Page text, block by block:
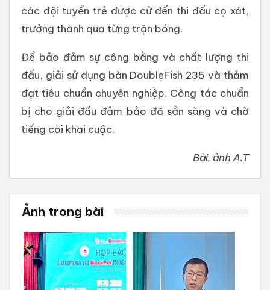
các đội tuyển trẻ được cử đến thi đấu cọ xát,
trưởng thành qua từng trận bóng.
Để bảo đảm sự công bằng và chất lượng thi
đấu, giải sử dụng bàn DoubleFish 235 và thảm
đạt tiêu chuẩn chuyên nghiệp. Công tác chuẩn
bị cho giải đấu đảm bảo đã sẵn sàng và chờ
tiếng còi khai cuộc.
Bài, ảnh A.T
Ảnh trong bài